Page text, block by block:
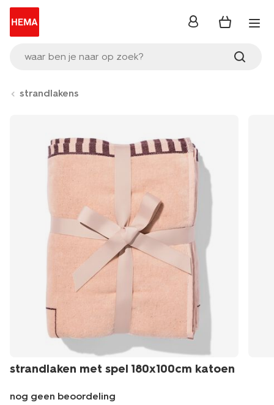
waar ben je naar op zoek?
inloggen
strandlakens
strandlaken met spel 180x100cm katoen
nog geen beoordeling